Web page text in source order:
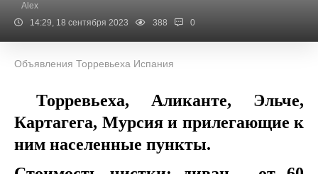
Alex
14:29, 18 сентября 2023
388 0
Объявления Торревьеха Испания
Торревьеха, Аликанте, Эльче,
Картагега, Мурсия и прилегающие к
ним населенные пункты.